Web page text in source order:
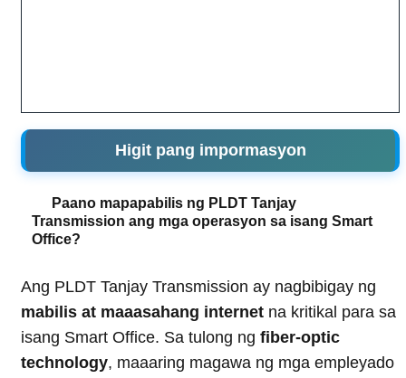
Higit pang impormasyon
Paano mapapabilis ng PLDT Tanjay
Transmission ang mga operasyon sa isang Smart
Office?
Ang PLDT Tanjay Transmission ay nagbibigay ng
mabilis at maaasahang internet na kritikal para sa
isang Smart Office. Sa tulong ng fiber-optic
technology, maaaring magawa ng mga empleyado